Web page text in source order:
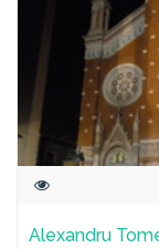
Alexandru